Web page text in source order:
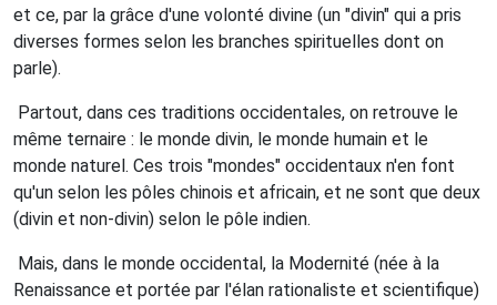
et ce, par la grâce d'une volonté divine (un "divin" qui a pris
diverses formes selon les branches spirituelles dont on
parle).
Partout, dans ces traditions occidentales, on retrouve le
même ternaire : le monde divin, le monde humain et le
monde naturel. Ces trois "mondes" occidentaux n'en font
qu'un selon les pôles chinois et africain, et ne sont que deux
(divin et non-divin) selon le pôle indien.
Mais, dans le monde occidental, la Modernité (née à la
Renaissance et portée par l'élan rationaliste et scientifique)